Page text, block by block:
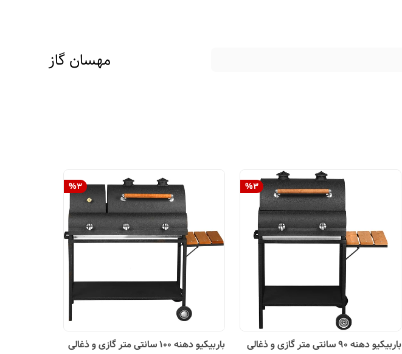
مهسان گاز
%3
باربیکیو دهنه 90 سانتی متر گازی و ذغالی
%3
باربیکیو دهنه 100 سانتی متر گازی و ذغالی